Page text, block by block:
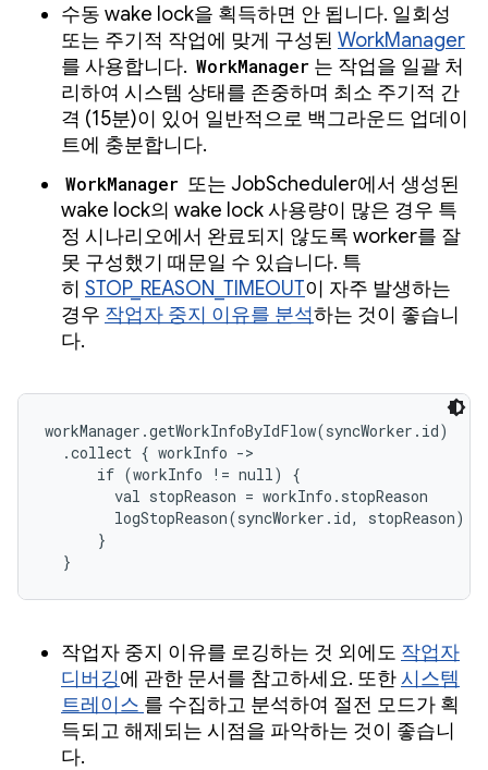
수동 wake lock을 획득하면 안 됩니다. 일회성
또는 주기적 작업에 맞게 구성된 WorkManager
를 사용합니다. WorkManager 는 작업을 일괄 처
리하여 시스템 상태를 존중하며 최소 주기적 간
격 (15분)이 있어 일반적으로 백그라운드 업데이
트에 충분합니다.
WorkManager 또는 JobScheduler에서 생성된
wake lock의 wake lock 사용량이 많은 경우 특
정 시나리오에서 완료되지 않도록 worker를 잘
못 구성했기 때문일 수 있습니다. 특
히 STOP_REASON_TIMEOUT이 자주 발생하는
경우 작업자 중지 이유를 분석하는 것이 좋습니
다.
workManager.getWorkInfoByIdFlow(syncWorker.id)
  .collect { workInfo ->
      if (workInfo != null) {
        val stopReason = workInfo.stopReason
        logStopReason(syncWorker.id, stopReason)
      }
  }
작업자 중지 이유를 로깅하는 것 외에도 작업자
디버깅에 관한 문서를 참고하세요. 또한시스템
트레이스 를 수집하고 분석하여 절전 모드가 획
득되고 해제되는 시점을 파악하는 것이 좋습니
다.